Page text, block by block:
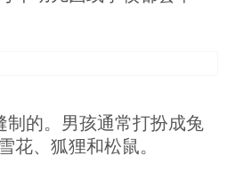
制的。男孩通常打扮成兔
花、狐狸和松鼠。